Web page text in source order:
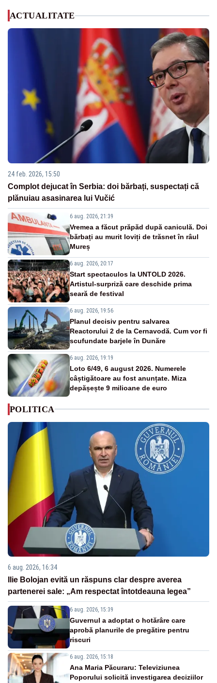
ACTUALITATE
24 feb. 2026, 15:50
Complot dejucat în Serbia: doi bărbați, suspectați că
plănuiau asasinarea lui Vučić
6 aug. 2026, 21:39
Vremea a făcut prăpăd după caniculă. Doi
bărbați au murit loviți de trăsnet în râul
Mureș
6 aug. 2026, 20:17
Start spectaculos la UNTOLD 2026.
Artistul-surpriză care deschide prima
seară de festival
6 aug. 2026, 19:56
Planul decisiv pentru salvarea
Reactorului 2 de la Cernavodă. Cum vor fi
scufundate barjele în Dunăre
6 aug. 2026, 19:19
Loto 6/49, 6 august 2026. Numerele
câștigătoare au fost anunțate. Miza
depășește 9 milioane de euro
POLITICA
6 aug. 2026, 16:34
Ilie Bolojan evită un răspuns clar despre averea
partenerei sale: „Am respectat întotdeauna legea”
6 aug. 2026, 15:39
Guvernul a adoptat o hotărâre care
aprobă planurile de pregătire pentru
riscuri
6 aug. 2026, 15:18
Ana Maria Păcuraru: Televiziunea
Poporului solicită investigarea deciziilor